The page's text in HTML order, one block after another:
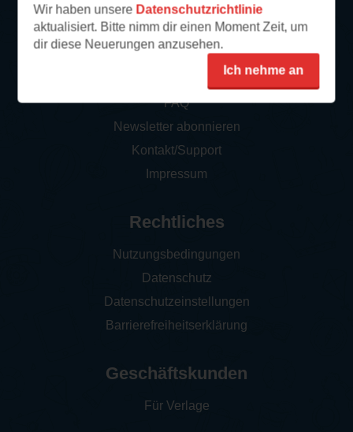
Wir haben unsere Datenschutzrichtlinie
aktualisiert. Bitte nimm dir einen Moment Zeit, um
dir diese Neuerungen anzusehen.
Ich nehme an
Service
FAQ
Newsletter abonnieren
Kontakt/Support
Impressum
Rechtliches
Nutzungsbedingungen
Datenschutz
Datenschutzeinstellungen
Barrierefreiheitserklärung
Geschäftskunden
Für Verlage